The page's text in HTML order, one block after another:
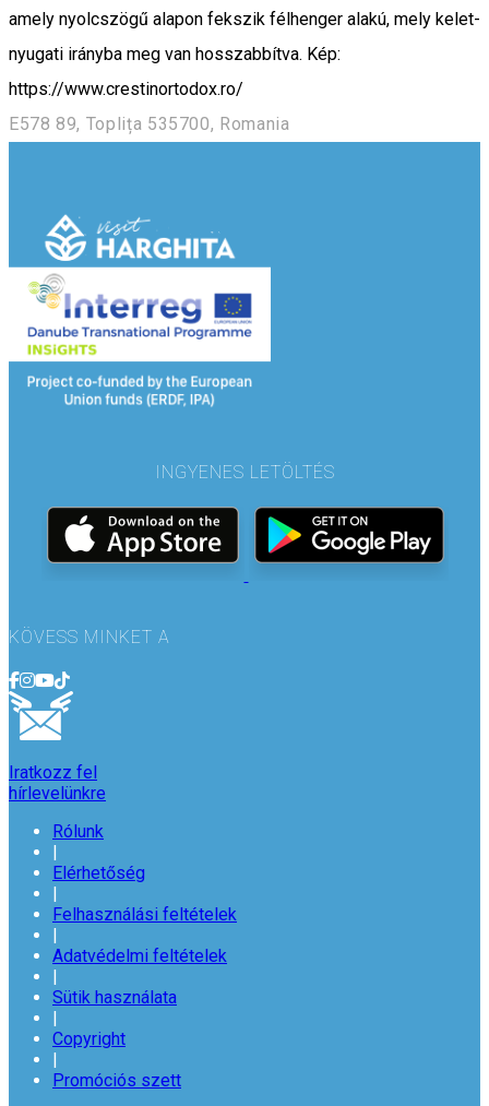
amely nyolcszögű alapon fekszik félhenger alakú, mely kelet-
nyugati irányba meg van hosszabbítva. Kép:
https://www.crestinortodox.ro/
E578 89, Toplița 535700, Romania
INGYENES LETÖLTÉS
KÖVESS MINKET A
Iratkozz fel
hírlevelünkre
Rólunk
|
Elérhetőség
|
Felhasználási feltételek
|
Adatvédelmi feltételek
|
Sütik használata
|
Copyright
|
Promóciós szett